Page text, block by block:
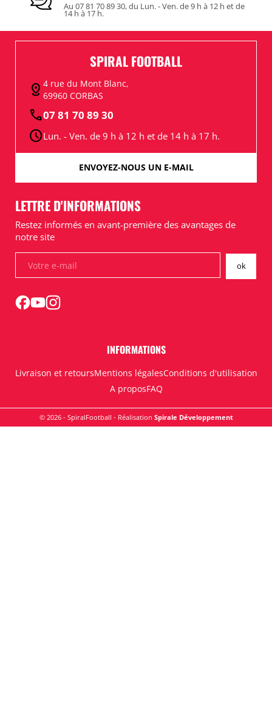
Au 07 81 70 89 30, du Lun. - Ven. de 9 h à 12 h et de
14 h à 17 h.
SPIRAL FOOTBALL
distance 4 rue du Mont Blanc,
69960 CORBAS
call07 81 70 89 30
scheduleLun. - Ven. de 9 h à 12 h et de 14 h à 17 h.
ENVOYEZ-NOUS UN E-MAIL
INFORMATIONS
Livraison et retoursMentions légalesConditions d'utilisation
A proposFAQ
LETTRE D'INFORMATIONS
Restez informés en avant-première des avantages de
notre site
© 2026 - SpiralFootball - Réalisation Spirale Développement